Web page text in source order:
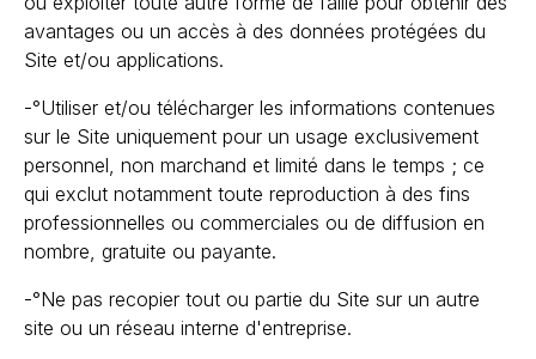
avantages ou un accès à des données protégées du
Site et/ou applications.
-°Utiliser et/ou télécharger les informations contenues
sur le Site uniquement pour un usage exclusivement
personnel, non marchand et limité dans le temps ; ce
qui exclut notamment toute reproduction à des fins
professionnelles ou commerciales ou de diffusion en
nombre, gratuite ou payante.
-°Ne pas recopier tout ou partie du Site sur un autre
site ou un réseau interne d'entreprise.